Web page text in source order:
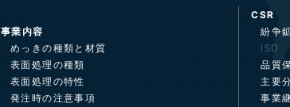
事業内容
めっきの種類と材質
表面処理の種類
表面処理の特性
発注時の注意事項
CSR
紛争
ISO
品質
主要
事業